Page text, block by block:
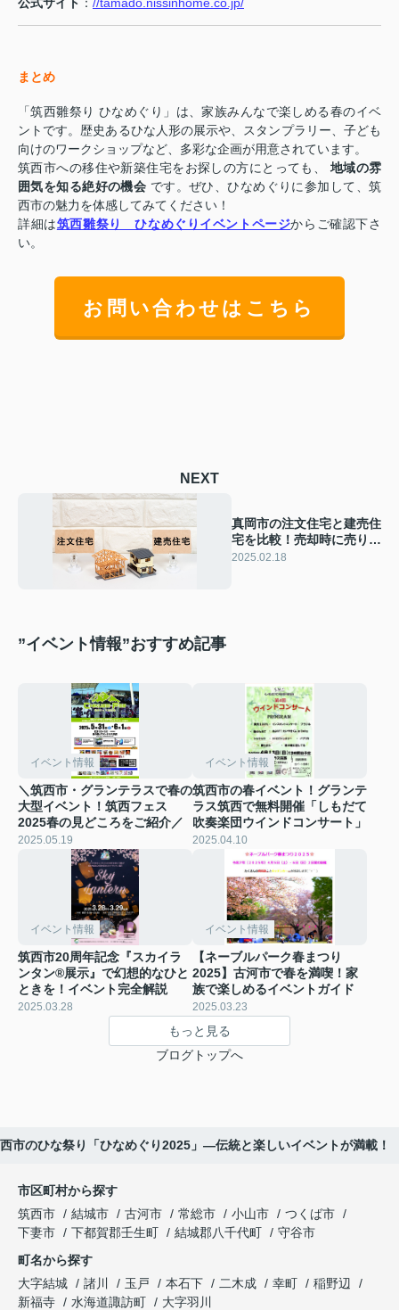
まとめ
「筑西雛祭り ひなめぐり」は、家族みんなで楽しめる春のイベ
ントです。歴史あるひな人形の展示や、スタンプラリー、子ども
向けのワークショップなど、多彩な企画が用意されています。
筑西市への移住や新築住宅をお探しの方にとっても、 地域の雰
囲気を知る絶好の機会 です。ぜひ、ひなめぐりに参加して、筑
西市の魅力を体感してみてください！
詳細は筑西雛祭り ひなめぐりイベントページからご確認下さ
い。
お問い合わせはこちら
NEXT
真岡市の注文住宅と建売住
宅を比較！売却時に売りや
すい選び方を解説
2025.02.18
”イベント情報”おすすめ記事
イベント情報
＼筑西市・グランテラスで春の
大型イベント！筑西フェス
2025春の見どころをご紹介／
2025.05.19
イベント情報
筑西市の春イベント！グランテ
ラス筑西で無料開催「しもだて
吹奏楽団ウインドコンサート」
2025.04.10
イベント情報
筑西市20周年記念『スカイラ
ンタン®展示』で幻想的なひと
ときを！イベント完全解説
2025.03.28
イベント情報
【ネーブルパーク春まつり
2025】古河市で春を満喫！家
族で楽しめるイベントガイド
2025.03.23
もっと見る
ブログトップへ
市のひな祭り「ひなめぐり2025」—伝統と楽しいイベントが満載！
市区町村から探す
筑西市
結城市 古河市 常総市 小山市
つくば市
下妻市
下都賀郡壬生町 結城郡八千代町
守谷市
町名から探す
大字結城
諸川 玉戸 本石下 二木成 幸町
稲野辺
新福寺
水海道諏訪町
大字羽川